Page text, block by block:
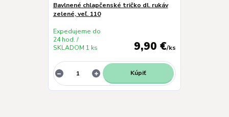
Bavlnené chlapčenské tričko dl. rukáv
zelené, veľ. 110
9,90 €/ks
Expedujeme do
24 hod. /
SKLADOM 1 ks
Kúpiť